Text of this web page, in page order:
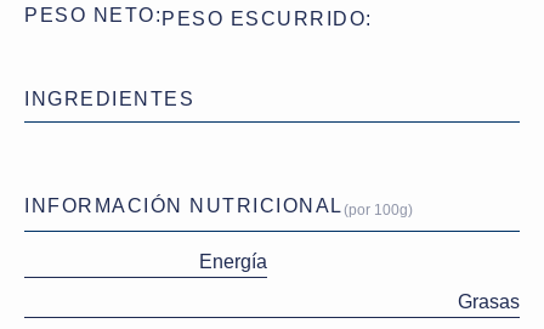
PESO NETO: PESO ESCURRIDO:
INGREDIENTES
INFORMACIÓN NUTRICIONAL (por 100g)
Energía
Grasas